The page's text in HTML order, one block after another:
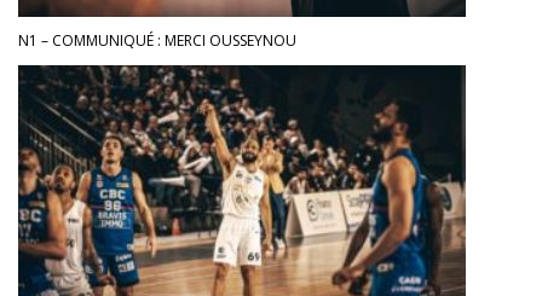
N1 – COMMUNIQUÉ : MERCI OUSSEYNOU